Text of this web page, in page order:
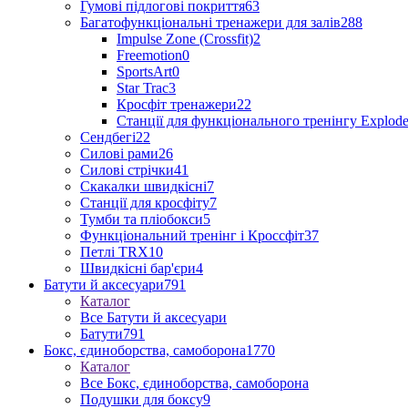
Гумові підлогові покриття63
Багатофункціональні тренажери для залів288
Impulse Zone (Crossfit)2
Freemotion0
SportsArt0
Star Trac3
Кросфіт тренажери22
Станції для функціонального тренінгу Explode
Сендбегі22
Силові рами26
Силові стрічки41
Скакалки швидкісні7
Станції для кросфіту7
Тумби та пліобокси5
Функціональний тренінг і Кроссфіт37
Петлі TRX10
Швидкісні бар'єри4
Батути й аксесуари791
Каталог
Все Батути й аксесуари
Батути791
Бокс, єдиноборства, самоборона1770
Каталог
Все Бокс, єдиноборства, самоборона
Подушки для боксу9